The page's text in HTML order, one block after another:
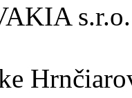
s.r.o.